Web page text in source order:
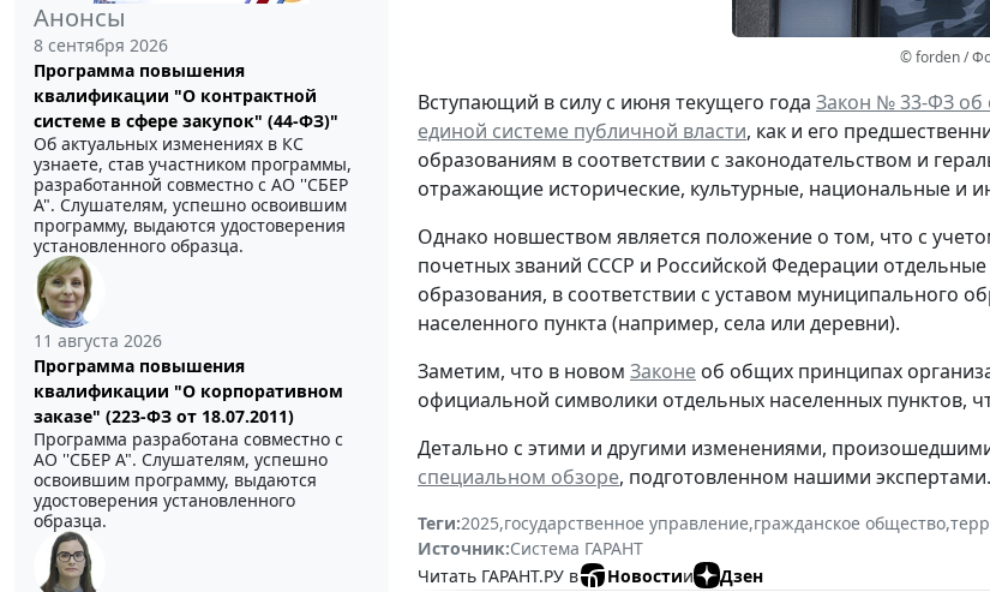
Анонсы
8 сентября 2026
Программа повышения
квалификации "О контрактной
системе в сфере закупок" (44-ФЗ)"
Об актуальных изменениях в КС
узнаете, став участником программы,
разработанной совместно с АО ''СБЕР
А". Слушателям, успешно освоившим
программу, выдаются удостоверения
установленного образца.
11 августа 2026
Программа повышения
квалификации "О корпоративном
заказе" (223-ФЗ от 18.07.2011)
Программа разработана совместно с
АО ''СБЕР А". Слушателям, успешно
освоившим программу, выдаются
удостоверения установленного
образца.
© forden /
Вступающий в силу с июня текущего года Закон № 33-ФЗ об
единой системе публичной власти, как и его
образованиям в соответствии с законодательством и
отражающие исторические, культурные, национальные и
Однако новшеством является положение о том, что с
почетных званий СССР и Российской Федерации
образования, в соответствии с уставом муниципального
населенного пункта (например, села или деревни).
Заметим, что в новом Законе об общих принципах
официальной символики отдельных населенных пунктов,
Детально с этими и другими изменениями,
специальном обзоре, подготовленном нашими экспертами.
Теги:2025,государственное управление,гражданское общество,
Источник:Система ГАРАНТ
Читать ГАРАНТ.РУ в
Новостии
Дзен